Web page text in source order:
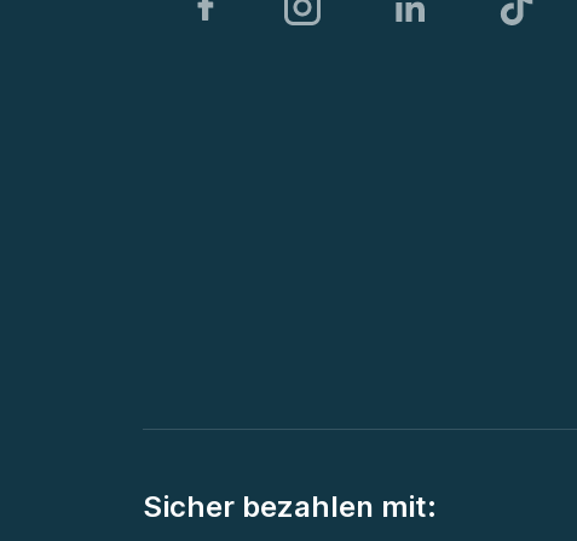
Sicher bezahlen mit: